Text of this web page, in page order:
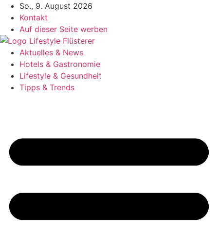
Zum
Inhalt
springen
So., 9. August 2026
Kontakt
Auf dieser Seite werben
Aktuelles & News
Hotels & Gastronomie
Lifestyle & Gesundheit
Tipps & Trends